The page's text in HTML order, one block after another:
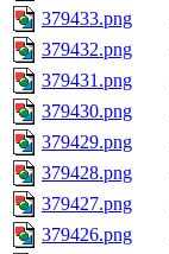
379433.png
379432.png
379431.png
379430.png
379429.png
379428.png
379427.png
379426.png